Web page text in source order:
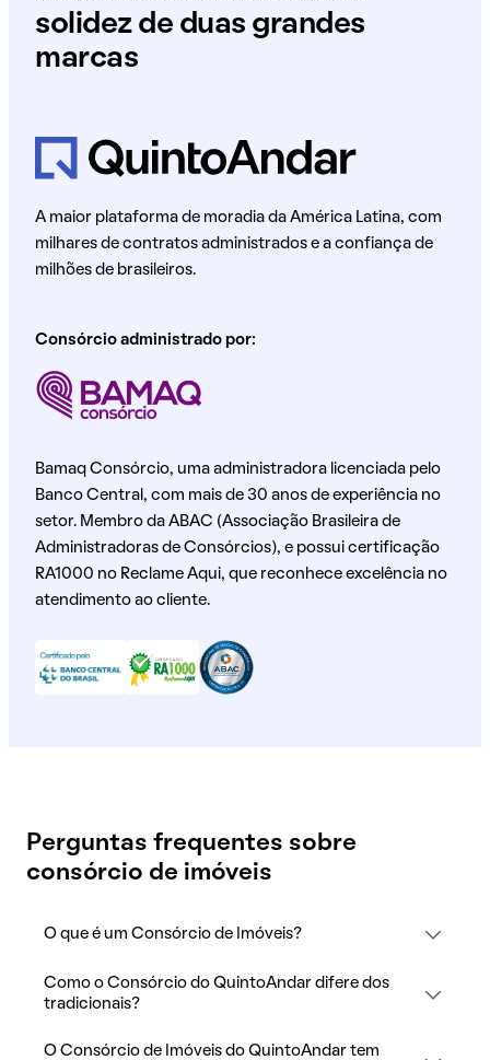
solidez de duas grandes
marcas
A maior plataforma de moradia da América Latina, com
milhares de contratos administrados e a confiança de
milhões de brasileiros.
Consórcio administrado por:
Bamaq Consórcio, uma administradora licenciada pelo
Banco Central, com mais de 30 anos de experiência no
setor. Membro da ABAC (Associação Brasileira de
Administradoras de Consórcios), e possui certificação
RA1000 no Reclame Aqui, que reconhece excelência no
atendimento ao cliente.
Perguntas frequentes sobre
consórcio de imóveis
O que é um Consórcio de Imóveis?
Como o Consórcio do QuintoAndar difere dos
tradicionais?
O Consórcio de Imóveis do QuintoAndar tem